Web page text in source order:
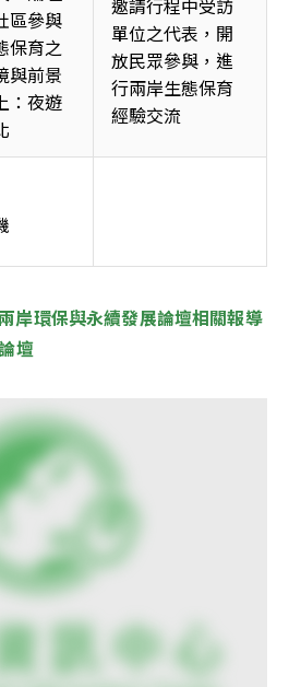
區參與
保育之
與前景
：夜遊
邀請行程中受訪
單位之代表，開
放民眾參與，進
行兩岸生態保育
經驗交流
兩岸環保與永續發展論壇相關報導
壇